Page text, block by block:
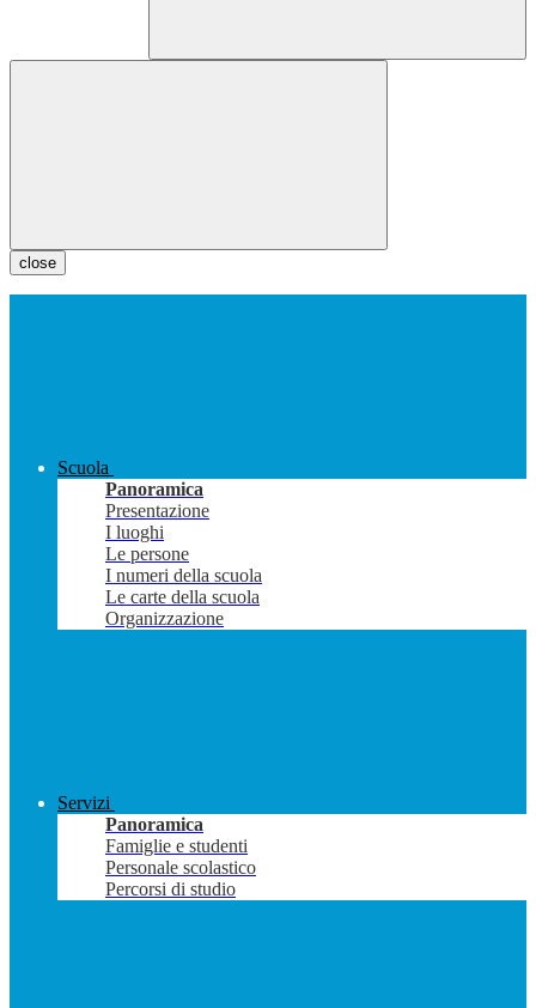
close
Scuola
Panoramica
Presentazione
I luoghi
Le persone
I numeri della scuola
Le carte della scuola
Organizzazione
Servizi
Panoramica
Famiglie e studenti
Personale scolastico
Percorsi di studio